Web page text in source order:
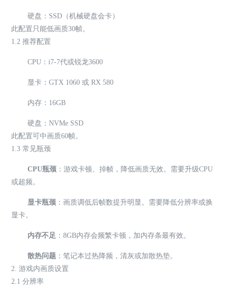
硬盘：SSD（机械硬盘会卡）
此配置只能低画质30帧。
1.2 推荐配置
CPU：i7-7代或锐龙3600
显卡：GTX 1060 或 RX 580
内存：16GB
硬盘：NVMe SSD
此配置可中画质60帧。
1.3 常见瓶颈
CPU瓶颈 ：游戏卡顿、掉帧，降低画质无效。需要升级CPU
或超频。
显卡瓶颈 ：画质调低后帧数提升明显。需要降低分辨率或换
显卡。
内存不足 ：8GB内存会频繁卡顿，加内存条最有效。
散热问题 ：笔记本过热降频，清灰或加散热垫。
2. 游戏内画质设置
2.1 分辨率